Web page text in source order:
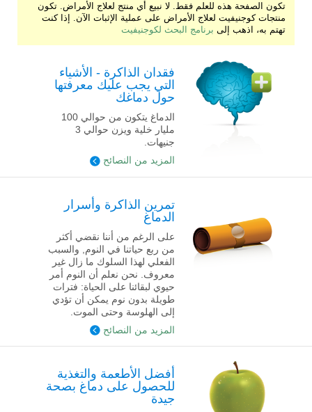
تكون الصفحة هذه للعلم فقط. لا نبيع أي منتج لعلاج الأمراض. تكون
منتجات كوجنيفيت لعلاج الأمراض على عملية الإثبات الآن. إذا كنت
تهتم به، اذهب إلى برنامج البحث لكوجنيفيت
أفضل الأطعمة والتغذية
للحصول على دماغ بصحة
جيدة
تمرين الذاكرة وأسرار
الدماغ
على الرغم من أننا نقضي أكثر
من ربع حياتنا في النوم, والسبب
الفعلي لهذا السلوك ما زال غير
معروف. نحن نعلم أن النوم أمر
حيوي لبقائنا على الحياة: فترات
طويلة بدون نوم يمكن أن تؤدي
إلى الهلوسة وحتى الموت.
المزيد من النصائح
فقدان الذاكرة - الأشياء
التي يجب عليك معرفتها
حول دماغك
الدماغ يتكون من حوالي 100
مليار خلية ويزن حوالي 3
جنيهات.
المزيد من النصائح